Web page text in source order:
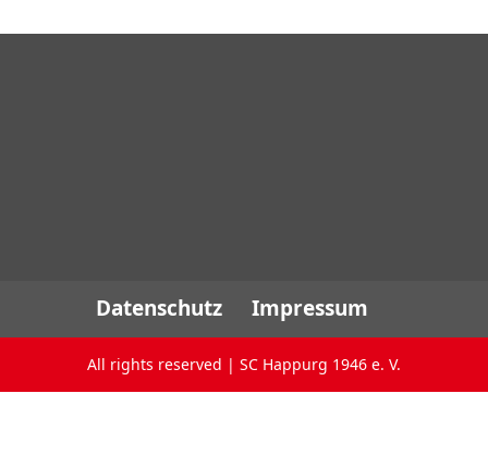
Datenschutz Impressum
All rights reserved | SC Happurg 1946 e. V.